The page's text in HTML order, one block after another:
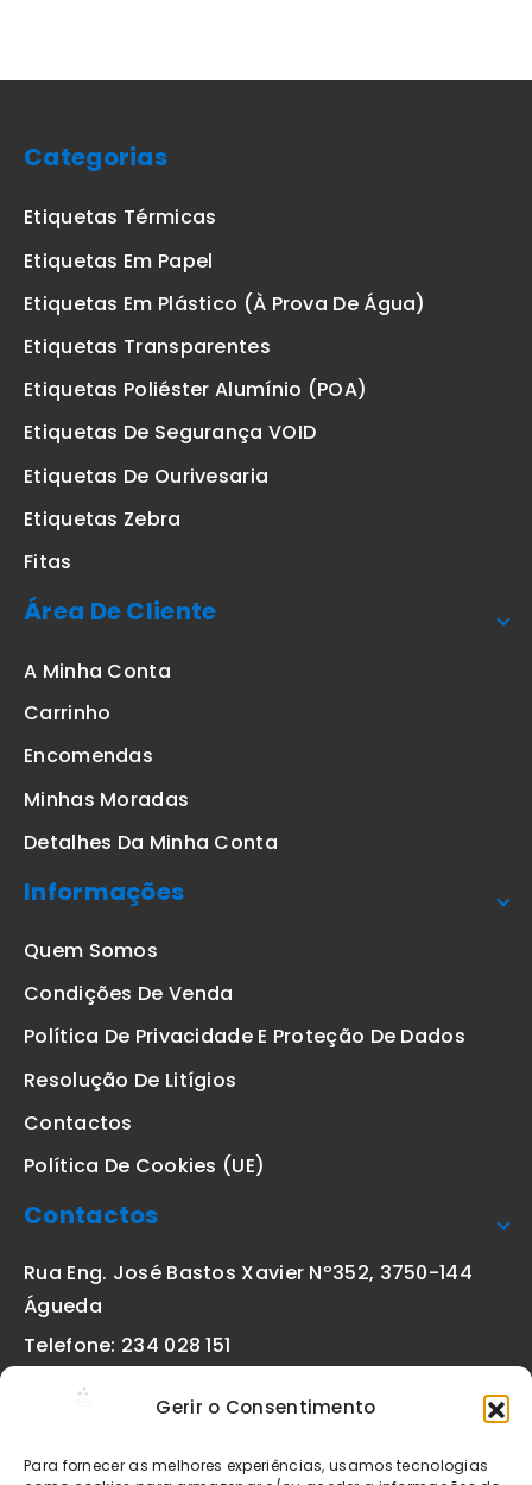
Gerir o Consentimento
Para fornecer as melhores experiências, usamos tecnologias
Categorias
Etiquetas Térmicas
Etiquetas Em Papel
Etiquetas Em Plástico (à Prova De Água)
Etiquetas Transparentes
Etiquetas Poliéster Alumínio (POA)
Etiquetas De Segurança VOID
Etiquetas De Ourivesaria
Etiquetas Zebra
Fitas
Área De Cliente
A Minha Conta
Carrinho
Encomendas
Minhas Moradas
Detalhes Da Minha Conta
Informações
Quem Somos
Condições De Venda
Política De Privacidade E Proteção De Dados
Resolução De Litígios
Contactos
Política De Cookies (UE)
Contactos
Rua Eng. José Bastos Xavier Nº352, 3750-144
Águeda
Telefone: 234 028 151
geral@etiquetas-online.pt